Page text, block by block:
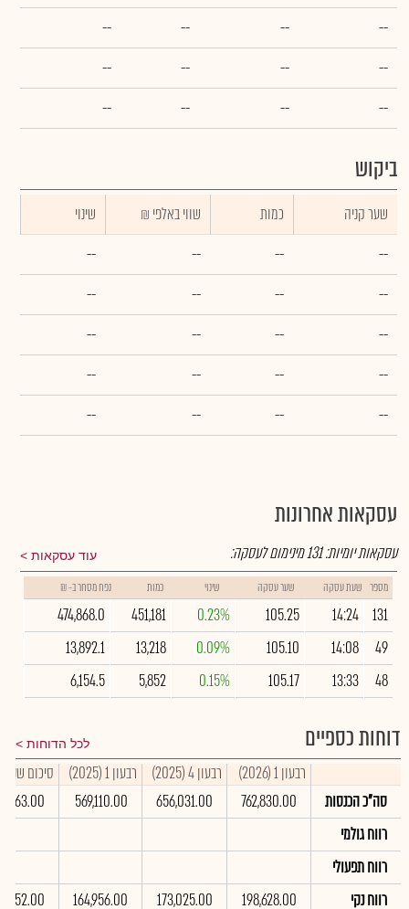
--
--
--
--
--
--
--
--
--
--
--
--
ביקוש
שער קניה כמות ₪ שווי באלפי
שינוי
--
--
--
--
--
--
--
--
--
--
--
--
--
--
--
--
--
--
--
--
עסקאות אחרונות
עוד עסקאות עסקאות יומיות:131מינימום לעסקה:
מספר שעת עסקה שער עסקה שינוי כמות נפח מסחר ב- ₪
131
14:24
105.25
0.23%
451,181
474,868.0
49
14:08
105.10
0.09%
13,218
13,892.1
48
13:33
105.17
0.15%
5,852
6,154.5
דוחות כספיים לכל הדוחות
רבעון 1 (2026) רבעון 4 (2025) רבעון 1 (2025)
סיכום שנתי 2025
סה"כ הכנסות
762,830.00
656,031.00
569,110.00
רווח גולמי
רווח תפעולי
רווח נקי
198,628.00
173,025.00
164,956.00